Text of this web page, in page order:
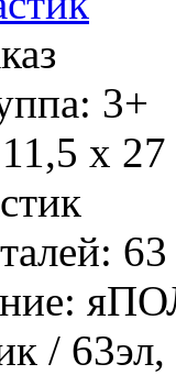
3+
х
63
/ 63эл,